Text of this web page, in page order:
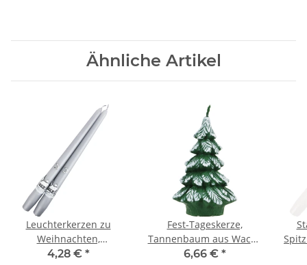
Ähnliche Artikel
Leuchterkerzen zu
Weihnachten,
Tafelkerzen, Spitzkerzen,
4,28 € *
Fest-Tageskerze,
Tannenbaum aus Wachs
als Weihnachtskerze,
6,66 € *